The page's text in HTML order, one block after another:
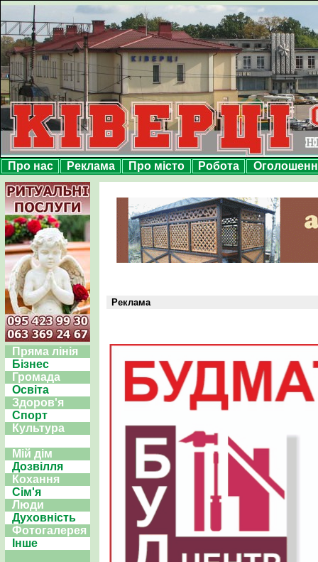
Про нас Реклама Про місто Робота
Пряма лінія
Бізнес
Громада
Освіта
Здоров'я
Спорт
Культура
Мій дім
Дозвілля
Кохання
Сім'я
Люди
Духовність
Фотогалерея
Інше
Реклама